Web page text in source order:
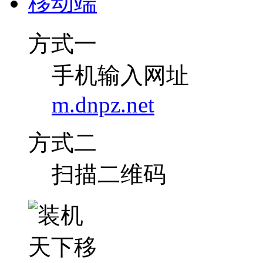
方式一
手机输入网址
m.dnpz.net
方式二
扫描二维码